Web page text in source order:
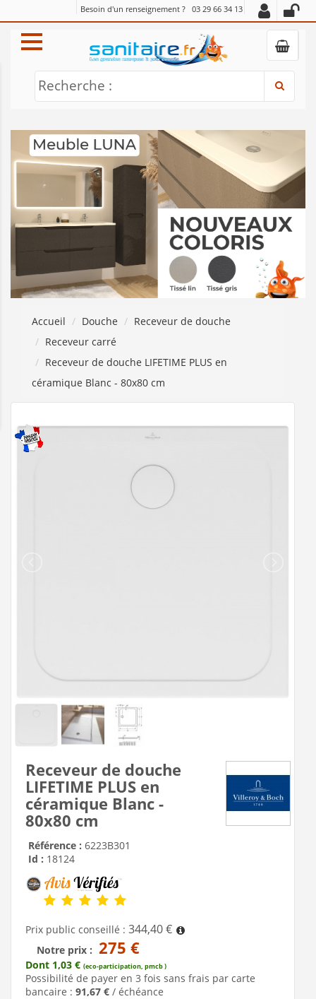
Besoin d'un renseignement ? 03 29 66 34 13
Recherche :
Accueil Douche
Receveur de douche
Receveur carré
Receveur de douche LIFETIME PLUS en
céramique Blanc - 80x80 cm
Receveur de douche
LIFETIME PLUS en
céramique Blanc -
80x80 cm
Référence : 6223B301
Id : 18124
Prix public conseillé : 344,40 €
Notre prix : 275 €
Dont 1,03 € (eco-participation, pmcb )
Possibilité de payer en 3 fois sans frais par carte
bancaire : 91,67 € / échéance